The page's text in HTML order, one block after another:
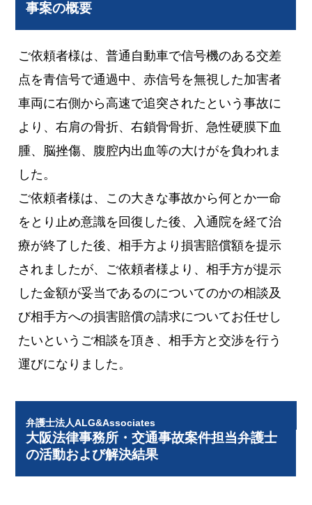
事案の概要
ご依頼者様は、普通自動車で信号機のある交差
点を青信号で通過中、赤信号を無視した加害者
車両に右側から高速で追突されたという事故に
より、右肩の骨折、右鎖骨骨折、急性硬膜下血
腫、脳挫傷、腹腔内出血等の大けがを負われま
した。
ご依頼者様は、この大きな事故から何とか一命
をとり止め意識を回復した後、入通院を経て治
療が終了した後、相手方より損害賠償額を提示
されましたが、ご依頼者様より、相手方が提示
した金額が妥当であるのについてのかの相談及
び相手方への損害賠償の請求についてお任せし
たいというご相談を頂き、相手方と交渉を行う
運びになりました。
弁護士法人ALG&Associates
大阪法律事務所・交通事故案件担当弁護士
の活動および解決結果